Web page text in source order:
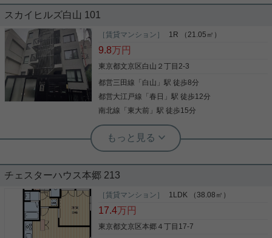
わっておりとても充実しています。室内設備はシス
テムキッチン・CATV・照明付きなど豊富に揃って
おり、過ごしやすいお部屋になっております。セキ
ュリティ面は、防犯カメラ・24時間緊急通報システ
す。畳部屋の使用頻度が低い方向けの全居室フロー
リング設置。実際に見てみないことにはお部屋選び
はできません。すぐに内覧もできる空き部屋です。
様々な番組が視聴できるBS・CSへの加入で、娯楽
も充実します。住まいを楽しむ。そうすれば、より
快適な生活を送ることができるでしょう。快適な住
まいをお客様と共にお探し致します。
写真(9)
詳細を見る
スカイヒルズ白山 101
［賃貸マンション］ 1R （21.05㎡）
9.8万円
東京都文京区白山２丁目2-3
都営三田線 「 白山 」駅 徒歩8分
都営大江戸線 「春日 」駅 徒歩12分
南北線 「 東大前 」駅 徒歩15分
実用春日ホーム 小石川店 谷口淳
給湯 TVインターホン 温水洗浄便座 洗
で、広々と空間を利用することも可能です。室内設
備は洗面所独立・浴室乾燥機など充実した設備を備
え付けています。専用ボックスがあるので、配達員
と顔を合わせずに宅配便を受け取れます。セキュリ
チェスターハウス本郷 213
［賃貸マンション］ 1LDK （38.08㎡）
17.4万円
東京都文京区本郷４丁目17-7